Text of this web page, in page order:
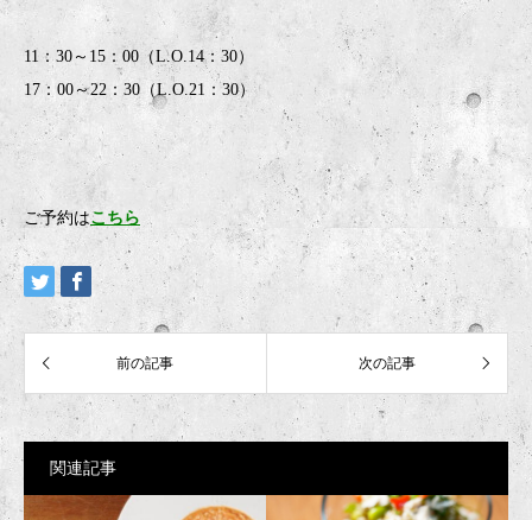
11：30～15：00（L.O.14：30）
17：00～22：30（L.O.21：30）
ご予約はこちら
関連記事